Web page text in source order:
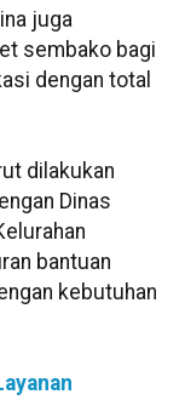
juga
sembako bagi
dengan total
dilakukan
Dinas
bantuan
kebutuhan